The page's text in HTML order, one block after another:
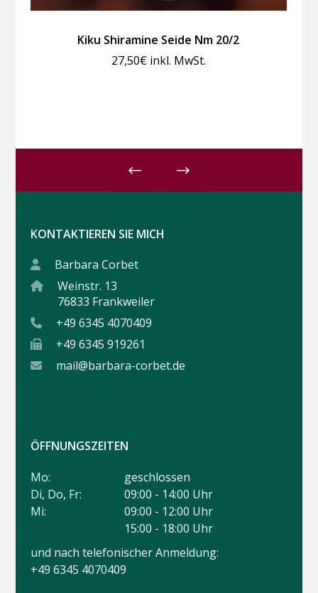
Kiku Shiramine Seide Nm 20/2
27,50€ inkl. MwSt.
KONTAKTIEREN SIE MICH
Barbara Corbet
Weinstr. 13
76833 Frankweiler
+49 6345 4070409
+49 6345 919261
mail@barbara-corbet.de
ÖFFNUNGSZEITEN
Mo:
geschlossen
Di, Do, Fr:
09:00 - 14:00 Uhr
Mi:
09:00 - 12:00 Uhr
15:00 - 18:00 Uhr
und nach telefonischer Anmeldung:
+49 6345 4070409